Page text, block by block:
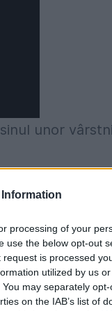
processing of your
use the below opt-out
is processed
utilized by us
may separately
on the IAB’s list of
unor
asemenea
era angajat
scăzută din